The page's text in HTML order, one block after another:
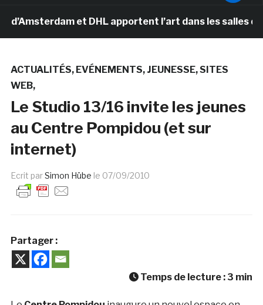
et DHL apportent l’art dans les salles de
ACTUALITÉS EVÉNEMENTS JEUNESSE SITES
WEB
Le Studio 13/16 invite les jeunes
au Centre Pompidou (et sur
internet)
Ecrit parSimon Hübe le 07/09/2010
Partager :
Temps de lecture : 3 min